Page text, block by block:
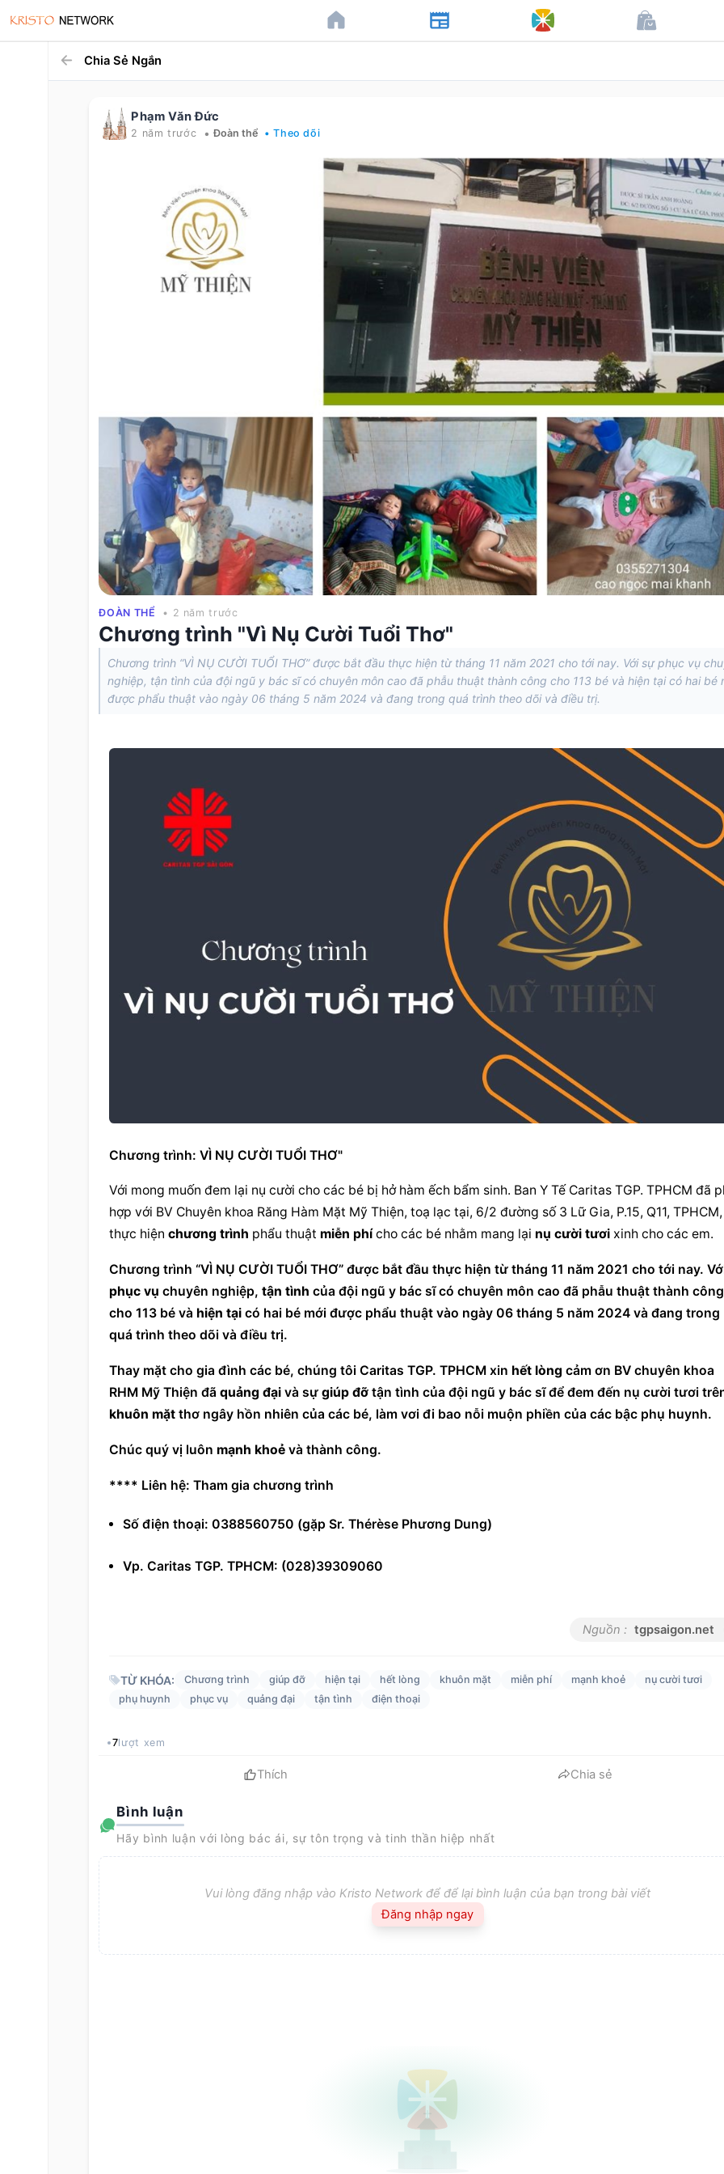
Chia Sẻ Ngắn
Phạm Văn Đức
2 năm trước • Đoàn thể • Theo dõi
ĐOÀN THỂ • 2 năm trước
Chương trình "Vì Nụ Cười Tuổi Thơ"
Chương trình “VÌ NỤ CƯỜI TUỔI THƠ” được bắt đầu thực hiện từ tháng 11 năm 2021 cho tới nay. Với sự phục vụ
nghiệp, tận tình của đội ngũ y bác sĩ có chuyên môn cao đã phẫu thuật thành công cho 113 bé và hiện tại có hai bé
được phẩu thuật vào ngày 06 tháng 5 năm 2024 và đang trong quá trình theo dõi và điều trị.
Chương trình: VÌ NỤ CƯỜI TUỔI THƠ"
Với mong muốn đem lại nụ cười cho các bé bị hở hàm ếch bẩm sinh. Ban Y Tế Caritas TGP. TPHCM đã
hợp với BV Chuyên khoa Răng Hàm Mặt Mỹ Thiện, toạ lạc tại, 6/2 đường số 3 Lữ Gia, P.15, Q11,
thực hiện chương trình phẩu thuật miễn phí cho các bé nhằm mang lại nụ cười tươi xinh cho các em.
Chương trình
phục vụ chuyên nghiệp, tận tình của đội ngũ y bác sĩ có chuyên môn cao đã phẫu thuật thành công
cho 113 bé và hiện tại có hai bé mới được phẩu thuật vào ngày 06 tháng 5 năm 2024 và đang trong
quá trình theo dõi và điều trị.
Thay mặt cho gia đình các bé, chúng tôi Caritas TGP. TPHCM xin hết lòng cảm ơn BV chuyên khoa
RHM Mỹ Thiện đã quảng đại và sự giúp đỡ tận tình của đội ngũ y bác sĩ để đem đến nụ cười tươi
khuôn mặt thơ ngây hồn nhiên của các bé, làm vơi đi bao nỗi muộn phiền của các bậc phụ huynh.
Chúc quý vị luôn mạnh khoẻ và thành công.
**** Liên hệ: Tham gia chương trình
Số điện thoại: 0388560750 (gặp Sr. Thérèse Phương Dung)
Vp. Caritas TGP. TPHCM: (028)39309060
Nguồn : tgpsaigon.net
TỪ KHÓA: Chương trình giúp đỡ hiện tại hết lòng khuôn mặt miễn phí mạnh khoẻ
nụ cười tươi
phụ huynh
phục vụ quảng đại tận tình điện thoại
7lượt xem
Thích Chia sẻ
Bình luận
Hãy bình luận với lòng bác ái, sự tôn trọng và tinh thần hiệp nhất
Vui lòng đăng nhập vào Kristo Network để để lại bình luận của bạn trong bài viết
Đăng nhập ngay